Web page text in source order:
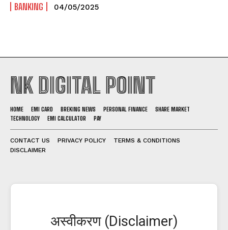
BANKING 04/05/2025
NK DIGITAL POINT
HOME EMI CARD BREKING NEWS PERSONAL FINANCE
SHARE MARKET
TECHNOLOGY
EMI CALCULATOR PAY
CONTACT US PRIVACY POLICY
TERMS & CONDITIONS
DISCLAIMER
अस्वीकरण (Disclaimer)